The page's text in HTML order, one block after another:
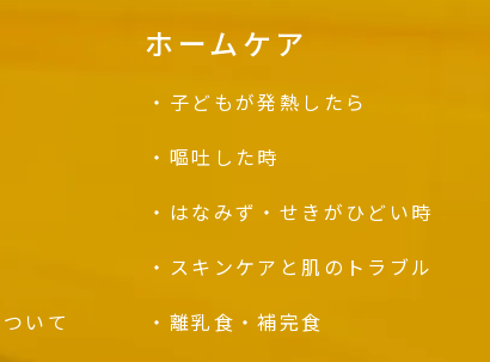
ついて
ホームケア
子どもが発熱したら
嘔吐した時
はなみず・ せきがひどい時
スキンケアと肌のトラブル
離乳食・補完食